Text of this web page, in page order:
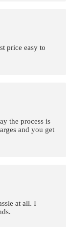
price easy to
the process is
and you get
at all. I